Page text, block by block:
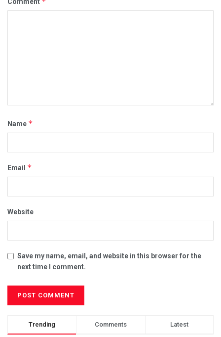
Name *
Email *
Website
Save my name, email, and website in this browser for the
next time I comment.
Trending Comments Latest